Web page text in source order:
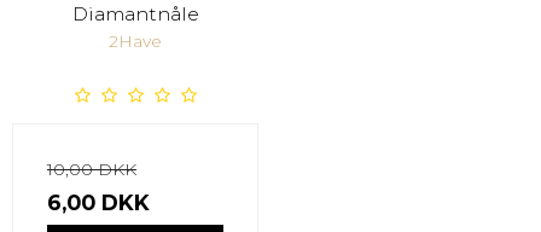
Diamantnåle
2Have
10,00 DKK
6,00 DKK